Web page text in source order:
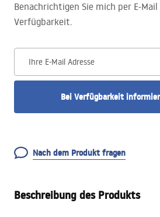
Benachrichtigen Sie mich per E-
Verfügbarkeit.
Ihre E-Mail Adresse
Bei Verfügbarkeit
Nach dem Produkt fragen
Beschreibung des Produkts